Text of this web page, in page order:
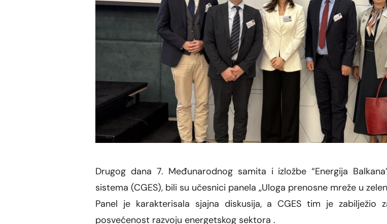
Drugog dana 7. Međunarodnog samita i izložbe “Energija
sistema (CGES), bili su učesnici panela „Uloga prenosne mreže u
Panel je karakterisala sjajna diskusija, a CGES tim je
posvećenost razvoju energetskog sektora .